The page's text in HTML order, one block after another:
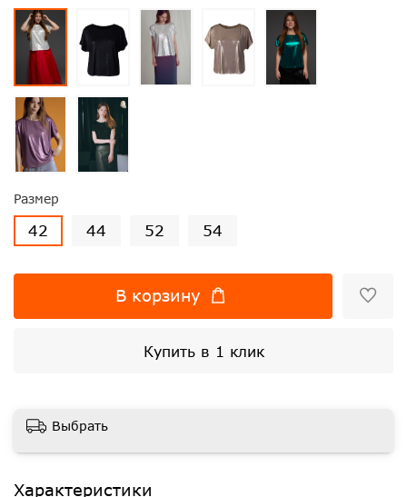
Размер
42 44 52 54
В корзину
Купить в 1 клик
Выбрать
Характеристики